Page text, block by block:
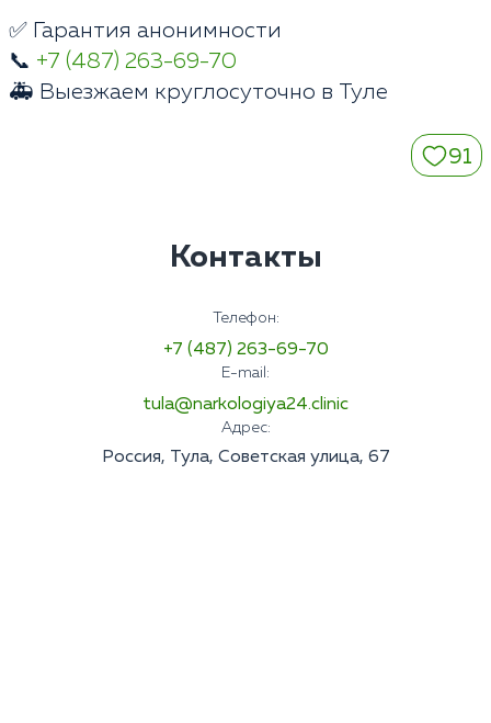
✅ Гарантия анонимности
📞 +7 (487) 263-69-70
🚑 Выезжаем круглосуточно в Туле
91
Контакты
Телефон:
+7 (487) 263-69-70
E-mail:
tula@narkologiya24.clinic
Адрес:
Россия, Тула, Советская улица, 67